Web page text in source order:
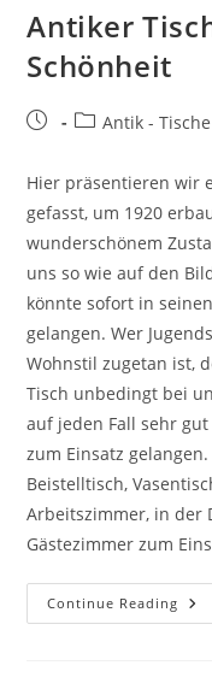
Antiker
Schönheit
Antik -
Hier präsentieren wir
gefasst, um 1920
wunderschönem
uns so wie auf den
könnte sofort in
gelangen. Wer
Wohnstil zugetan ist,
Tisch unbedingt bei
auf jeden Fall sehr
zum Einsatz
Beistelltisch,
Arbeitszimmer, in der
Gästezimmer zum
Continue Reading